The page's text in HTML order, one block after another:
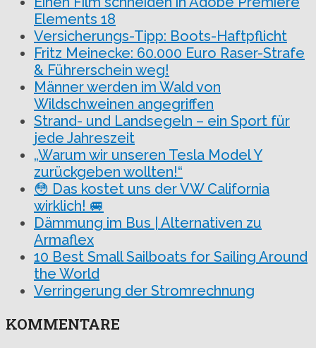
Elements 18
Versicherungs-Tipp: Boots-Haftpflicht
Fritz Meinecke: 60.000 Euro Raser-Strafe
& Führerschein weg!
Männer werden im Wald von
Wildschweinen angegriffen
Strand- und Landsegeln – ein Sport für
jede Jahreszeit
„Warum wir unseren Tesla Model Y
zurückgeben wollten!“
😳 Das kostet uns der VW California
wirklich! 🚐
Dämmung im Bus | Alternativen zu
Armaflex
10 Best Small Sailboats for Sailing Around
the World
Verringerung der Stromrechnung
KOMMENTARE